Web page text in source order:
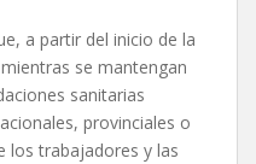
a partir del inicio de la
se mantengan
sanitarias
provinciales o
los trabajadores y las